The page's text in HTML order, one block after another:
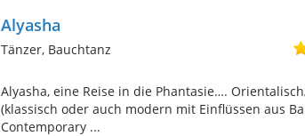
Alyasha
Tänzer, Bauchtanz
Alyasha, eine Reise in die Phantasie….
(klassisch oder auch modern mit Einflüssen aus
Contemporary ...